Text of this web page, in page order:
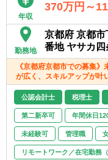
・ま
情に
です
年収
370万円～
勤務地
京都府 京都
番地 ヤサカ
《京都府京都市での募集
が広く、スキルアップが叶
公認会計士 税理士
第二新卒可 年間休日
未経験可 管理職
リモートワーク／在宅勤務（